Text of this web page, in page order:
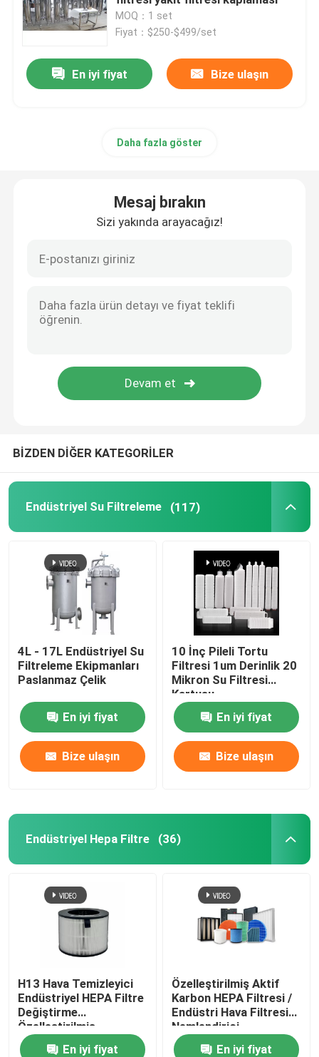
Endüstriyel Kartuş Filtreler
Çoklu Kartuş Filtre Muhafazası
Kama tel ekranı
Kamalı Tel Sepetler
Sivil bükme ekranı
Endüstriyel Sivil Ekran
MOQ：1 set
Fiyat：$250-$499/set
En iyi fiyat Bize ulaşın
Daha fazla göster
Mesaj bırakın
Sizi yakında arayacağız!
BİZDEN DİĞER KATEGORİLER
Endüstriyel Su Filtreleme (117)
4L - 17L Endüstriyel Su
Filtreleme Ekipmanları
Paslanmaz Çelik
En iyi fiyat
Bize ulaşın
10 İnç Pileli Tortu
Filtresi 1um Derinlik 20
Mikron Su Filtresi
Kartuşu
En iyi fiyat
Bize ulaşın
Endüstriyel Hepa Filtre (36)
H13 Hava Temizleyici
Endüstriyel HEPA Filtre
Değiştirme
Özelleştirilmiş
En iyi fiyat
Özelleştirilmiş Aktif
Karbon HEPA Filtresi /
Endüstri Hava Filtresi
Nemlendirici
En iyi fiyat